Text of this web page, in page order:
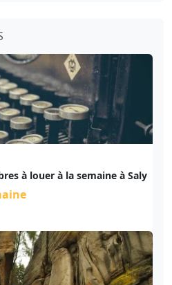
à louer à la semaine à Saly